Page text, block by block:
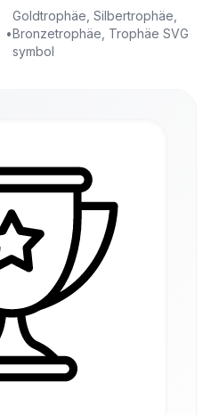
•
Goldtrophäe, Silbertrophäe,
Bronzetrophäe, Trophäe SVG
symbol